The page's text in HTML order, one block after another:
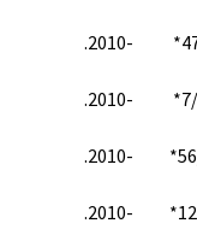
.2010-
.2010- *7/
.2010- *56/
.2010- *123/